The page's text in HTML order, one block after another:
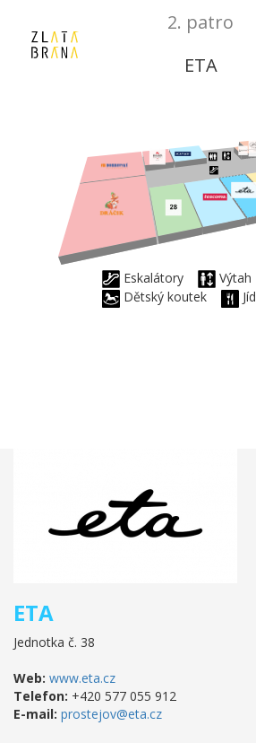
2. patro
ETA
Eskalátory
Dětský koutek
ETA
Jednotka č. 38
Web: www.eta.cz
Telefon: +420 577 055 912
E-mail: prostejov@eta.cz